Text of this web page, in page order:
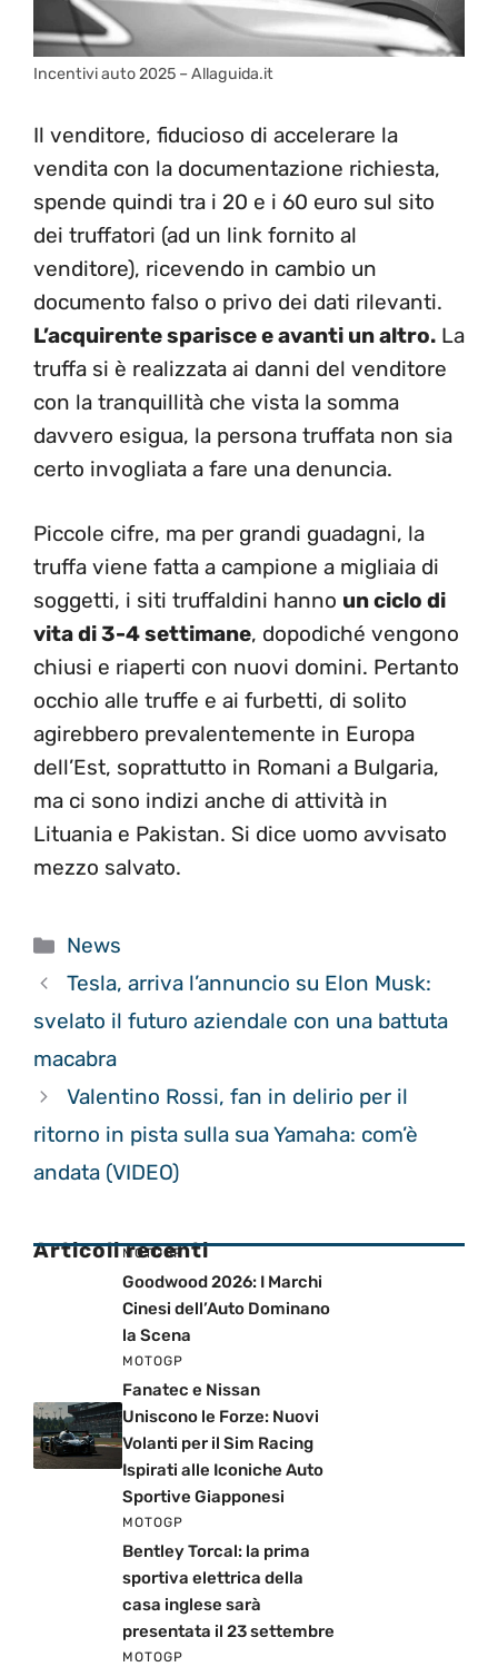
Incentivi auto 2025 – Allaguida.it
Il venditore, fiducioso di accelerare la
vendita con la documentazione richiesta,
spende quindi tra i 20 e i 60 euro sul sito
dei truffatori (ad un link fornito al
venditore), ricevendo in cambio un
documento falso o privo dei dati rilevanti.
L’acquirente sparisce e avanti un altro. La
truffa si è realizzata ai danni del venditore
con la tranquillità che vista la somma
davvero esigua, la persona truffata non sia
certo invogliata a fare una denuncia.
Piccole cifre, ma per grandi guadagni, la
truffa viene fatta a campione a migliaia di
soggetti, i siti truffaldini hanno un ciclo di
vita di 3-4 settimane, dopodiché vengono
chiusi e riaperti con nuovi domini. Pertanto
occhio alle truffe e ai furbetti, di solito
agirebbero prevalentemente in Europa
dell’Est, soprattutto in Romani a Bulgaria,
ma ci sono indizi anche di attività in
Lituania e Pakistan. Si dice uomo avvisato
mezzo salvato.
Categorie
News
Tesla, arriva l’annuncio su Elon Musk:
svelato il futuro aziendale con una battuta
macabra
Valentino Rossi, fan in delirio per il
ritorno in pista sulla sua Yamaha: com’è
andata (VIDEO)
Articoli recenti
MOTOGP
Goodwood 2026: I Marchi
Cinesi dell’Auto Dominano
la Scena
MOTOGP
Fanatec e Nissan
Uniscono le Forze: Nuovi
Volanti per il Sim Racing
Ispirati alle Iconiche Auto
Sportive Giapponesi
MOTOGP
Bentley Torcal: la prima
sportiva elettrica della
casa inglese sarà
presentata il 23 settembre
MOTOGP